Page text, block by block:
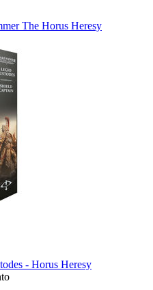
The Horus Heresy
- Horus Heresy